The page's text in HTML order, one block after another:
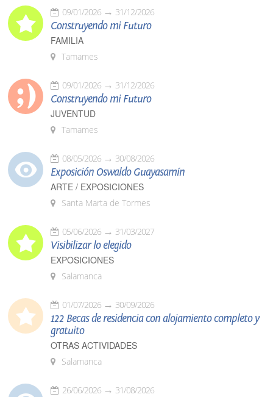
09/01/2026 31/12/2026
Construyendo mi Futuro
FAMILIA
Tamames
09/01/2026 31/12/2026
Construyendo mi Futuro
JUVENTUD
Tamames
08/05/2026 30/08/2026
Exposición Oswaldo Guayasamín
ARTE / EXPOSICIONES
Santa Marta de Tormes
05/06/2026 31/03/2027
Visibilizar lo elegido
EXPOSICIONES
Salamanca
01/07/2026 30/09/2026
122 Becas de residencia con alojamiento completo y
gratuito
OTRAS ACTIVIDADES
Salamanca
26/06/2026 31/08/2026